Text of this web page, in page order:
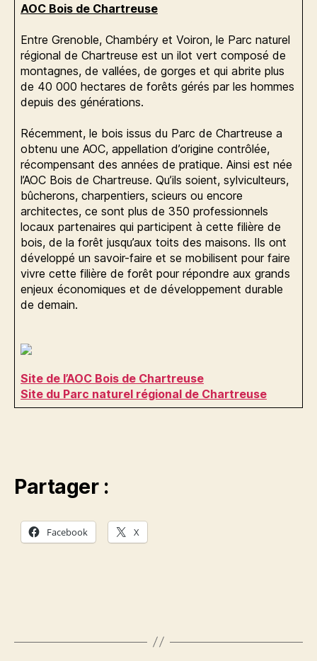
AOC Bois de Chartreuse
Entre Grenoble, Chambéry et Voiron, le Parc naturel
régional de Chartreuse est un ilot vert composé de
montagnes, de vallées, de gorges et qui abrite plus
de 40 000 hectares de forêts gérés par les hommes
depuis des générations.
Récemment, le bois issus du Parc de Chartreuse a
obtenu une AOC, appellation d’origine contrôlée,
récompensant des années de pratique. Ainsi est née
l’AOC Bois de Chartreuse. Qu’ils soient, sylviculteurs,
bûcherons, charpentiers, scieurs ou encore
architectes, ce sont plus de 350 professionnels
locaux partenaires qui participent à cette filière de
bois, de la forêt jusqu’aux toits des maisons. Ils ont
développé un savoir-faire et se mobilisent pour faire
vivre cette filière de forêt pour répondre aux grands
enjeux économiques et de développement durable
de demain.
Site de l’AOC Bois de Chartreuse
Site du Parc naturel régional de Chartreuse
Partager :
Facebook X